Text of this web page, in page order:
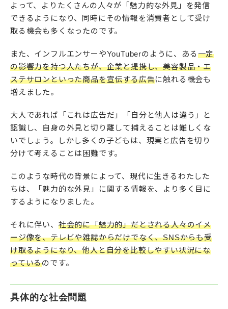
よって、よりたくさんの人々が「魅力的な外見」を発信
できるようになり、同時にその情報を消費者として受け
取る機会も多くなったのです。
また、インフルエンサーやYouTuberのように、ある 一定
の影響力を持つ人たちが、企業と提携し、美容製品・エ
ステサロンといった商品を宣伝する広告に触れる機会も
増えました。
大人であれば「これは広告だ」「自分と他人は違う」と
認識し、自身の外見と切り離して捕えることは難しくな
いでしょう。しかし多くの子どもは、現実と広告を切り
分けて考えることは困難です。
このような時代の背景によって、現代に生きるわたした
ちは、「魅力的な外見」に関する情報を、より多く目に
するようになりました。
それに伴い、 社会的に「魅力的」だとされる人々のイメ
ージ像を、テレビや雑誌からだけでなく、SNSからも受
け取るようになり、他人と自分を比較しやすい状況にな
っているのです。
具体的な社会問題